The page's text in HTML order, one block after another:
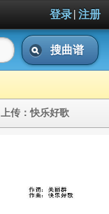
登录| 注册
搜曲谱
上传：快乐好歌